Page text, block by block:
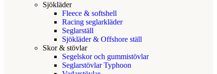
Sjökläder
Fleece & softshell
Racing seglarkläder
Seglarställ
Sjökläder & Offshore ställ
Skor & stövlar
Segelskor och gummistövlar
Seglarstövlar Typhoon